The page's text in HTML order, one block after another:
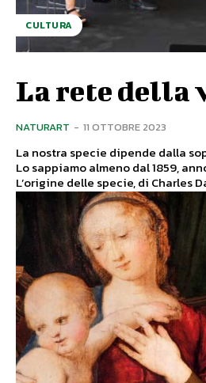
CULTURA
La rete della
NATURART - 11 OTTOBRE 2023
La nostra specie dipende dalla
Lo sappiamo almeno dal 1859,
L’origine delle specie, di Charles